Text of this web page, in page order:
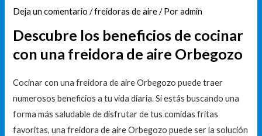
Deja un comentario /freidoras de aire/ Poradmin
Descubre los beneficios de cocinar
con una freidora de aire Orbegozo
Cocinar con una freidora de aire Orbegozo puede traer
numerosos beneficios a tu vida diaria. Si estás buscando una
forma más saludable de disfrutar de tus comidas fritas
favoritas, una freidora de aire Orbegozo puede ser la solución